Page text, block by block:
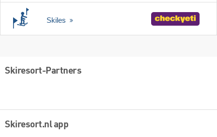
Skiles
Skiresort-Partners
Skiresort.nl app